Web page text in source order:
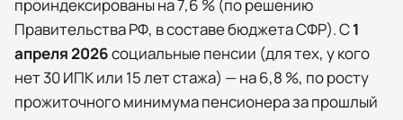
проиндексированы на7,6 % (по решению
Правительства РФ, в составе бюджета СФР). С1
апреля2026социальные пенсии (для тех, у кого
нет 30 ИПК или 15 лет стажа) — на6,8 %, по росту
прожиточного минимума пенсионера за прошлый